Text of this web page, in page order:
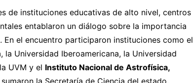
de instituciones educativas de alto nivel, centros
entablaron un diálogo sobre la importancia
el encuentro participaron instituciones como el
Universidad Iberoamericana, la Universidad
UVM y el Instituto Nacional de Astrofísica,
sumaron la Secretaría de Ciencia del estado,